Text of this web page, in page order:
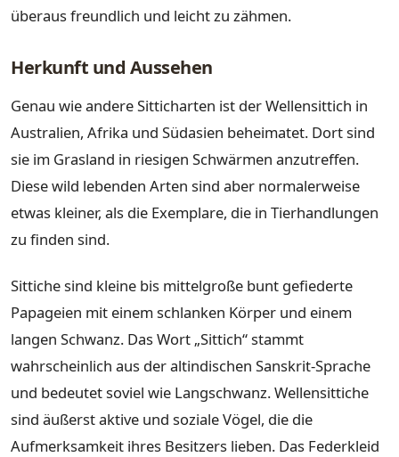
überaus freundlich und leicht zu zähmen.
Herkunft und Aussehen
Genau wie andere Sitticharten ist der Wellensittich in
Australien, Afrika und Südasien beheimatet. Dort sind
sie im Grasland in riesigen Schwärmen anzutreffen.
Diese wild lebenden Arten sind aber normalerweise
etwas kleiner, als die Exemplare, die in Tierhandlungen
zu finden sind.
Sittiche sind kleine bis mittelgroße bunt gefiederte
Papageien mit einem schlanken Körper und einem
langen Schwanz. Das Wort „Sittich“ stammt
wahrscheinlich aus der altindischen Sanskrit-Sprache
und bedeutet soviel wie Langschwanz. Wellensittiche
sind äußerst aktive und soziale Vögel, die die
Aufmerksamkeit ihres Besitzers lieben. Das Federkleid